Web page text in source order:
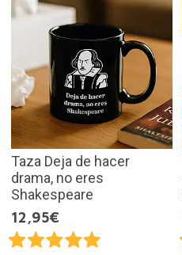
Taza Deja de hacer
drama, no eres
Shakespeare
12,95€